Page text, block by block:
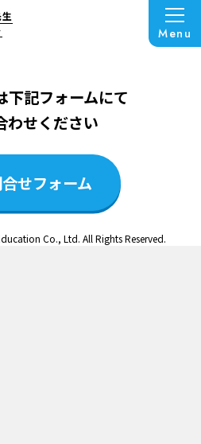
Menu
了いたしました
下記フォームにて
わせください
せフォーム
Co., Ltd. All Rights Reserved.